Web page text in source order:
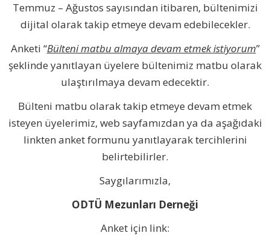
Temmuz – Ağustos sayısından itibaren, bültenimizi
dijital olarak takip etmeye devam edebilecekler.
Anketi “Bülteni matbu almaya devam etmek istiyorum”
şeklinde yanıtlayan üyelere bültenimiz matbu olarak
ulaştırılmaya devam edecektir.
Bülteni matbu olarak takip etmeye devam etmek
isteyen üyelerimiz, web sayfamızdan ya da aşağıdaki
linkten anket formunu yanıtlayarak tercihlerini
belirtebilirler.
Saygılarımızla,
ODTÜ Mezunları Derneği
Anket için link: